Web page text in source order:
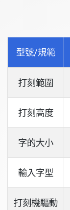
型號/規範
打刻範圍
打刻高度
字的大小
輸入字型
打刻機驅動